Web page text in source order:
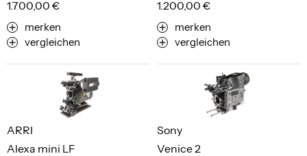
1.700,00 €
merken
vergleichen
1.200,00 €
merken
vergleichen
Alexa mini LF
ARRI
Venice 2
Sony